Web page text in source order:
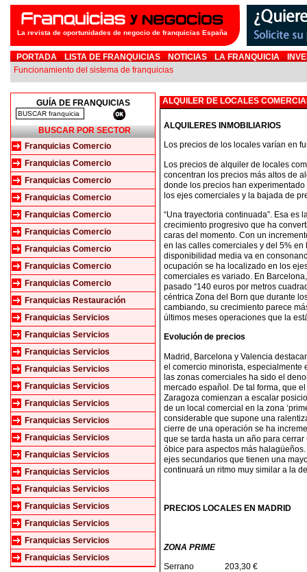
La revista de oportunidades de negocio de franquicias España
PORTADA LISTA DE FRANQUICIAS NOTICIAS LA FRANQUICIA
Funcionamiento del sistema de franquicias
GUÍA DE FRANQUICIAS
BUSCAR POR SECTOR
Franquicias Comercio
Franquicias Comercio
Franquicias Comercio
Franquicias Comercio
Franquicias Comercio
Franquicias Comercio
Franquicias Comercio
Franquicias Comercio
Franquicias Comercio
Franquicias Restauración
Franquicias Servicios
Franquicias Servicios
Franquicias Servicios
Franquicias Servicios
Franquicias Servicios
Franquicias Servicios
Franquicias Servicios
Franquicias Servicios
Franquicias Servicios
Franquicias Servicios
Franquicias Servicios
Franquicias Servicios
Franquicias Servicios
Franquicias Servicios
Franquicias Servicios
ALQUILER DE LOCALES
ALQUILERES INMOBILIARIOS
Los precios de los locales varían en
Los precios de alquiler de locales
concentran los precios más altos de
donde los precios han experimentado
los ejes comerciales y la bajada de
“Una trayectoria continuada”. Esa
crecimiento progresivo que ha
caras del momento. Con un
en las calles comerciales y del 5%
disponibilidad media va en
ocupación se ha localizado en los
comerciales es variado. En
pasado “140 euros por metros
céntrica Zona del Born que durante
cambiando, su crecimiento parece
últimos meses operaciones que la
Evolución de precios
Madrid, Barcelona y Valencia
el comercio minorista, especialmente
las zonas comerciales ha sido el
mercado español. De tal forma, que
Zaragoza comienzan a escalar
de un local comercial en la zona
considerable que supone una
cierre de una operación se ha
que se tarda hasta un año para
óbice para aspectos más
ejes secundarios que tienen una
continuará un ritmo muy similar a la
PRECIOS LOCALES EN MADRID
ZONA PRIME
Serrano 203,30 €